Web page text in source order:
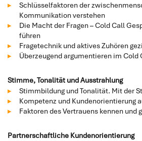
Schlüsselfaktoren der
Kommunikation verstehen
Die Macht der Fragen – Cold Call
führen
Fragetechnik und aktives Zuhören
Überzeugend argumentieren im Cold
Stimme, Tonalität und Ausstrahlung
Stimmbildung und Tonalität. Mit der
Kompetenz und Kundenorientierung
Faktoren des Vertrauens kennen und
Partnerschaftliche Kundenorientierung